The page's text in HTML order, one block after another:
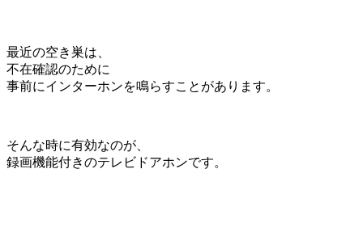
最近の空き巣は、
不在確認のために
事前にインターホンを鳴らすことがあります。
そんな時に有効なのが、
録画機能付きのテレビドアホンです。